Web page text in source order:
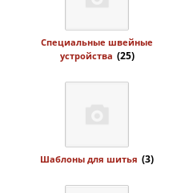
Специальные швейные
устройства (25)
Шаблоны для шитья (3)